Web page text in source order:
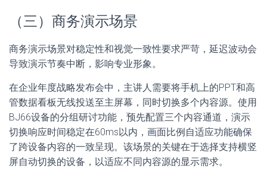
（三）商务演示场景
商务演示场景对稳定性和视觉一致性要求严苛，延迟波动会
导致演示节奏中断，影响专业形象。
在企业年度战略发布会中，主讲人需要将手机上的PPT和高
管数据看板无线投送至主屏幕，同时切换多个内容源。使用
BJ66设备的分组研讨功能，预先配置三个内容通道，演示
切换响应时间稳定在60ms以内，画面比例自适应功能确保
了跨设备内容的一致呈现。该场景的关键在于选择支持横竖
屏自动切换的设备，以适应不同内容源的显示需求。